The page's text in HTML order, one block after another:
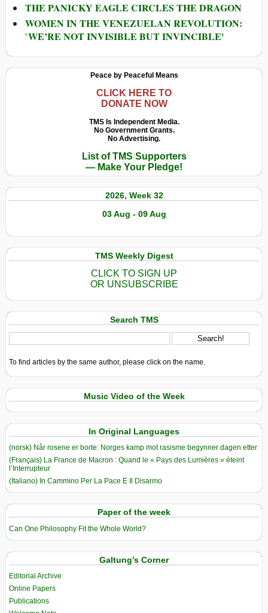
THE PANICKY EAGLE CIRCLES THE DRAGON
WOMEN IN THE VENEZUELAN REVOLUTION:
`WE’RE NOT INVISIBLE BUT INVINCIBLE'
Peace by Peaceful Means
CLICK HERE TO
DONATE NOW
TMS Is Independent Media.
No Government Grants.
No Advertising.
List of TMS Supporters
— Make Your Pledge!
2026, Week 32
03 Aug - 09 Aug
TMS Weekly Digest
CLICK TO SIGN UP
OR UNSUBSCRIBE
Search TMS
To find articles by the same author, please click on the name.
Music Video of the Week
In Original Languages
(norsk) Når rosene er borte: Norges kamp mot rasisme begynner dagen etter
(Français) La France de Macron : Quand le « Pays des Lumières » éteint
l’Interrupteur
(Italiano) In Cammino Per La Pace E Il Disarmo
Paper of the week
Can One Philosophy Fit the Whole World?
Galtung’s Corner
Editorial Archive
Online Papers
Publications